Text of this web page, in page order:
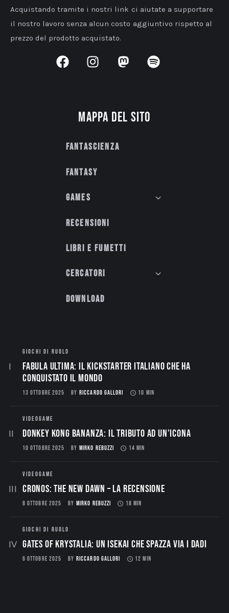
Acquistando tramite i nostri link ci aiutate a supportare
il nostro lavoro senza alcun costo aggiuntivo rispetto al
prezzo del prodotto acquistato.
Mappa del sito
Fantascienza
Fantasy
Games
Recensioni
Libri e fumetti
Cercatori
Download
GIOCHI DI RUOLO
Fabula Ultima: il Kickstarter italiano che ha
conquistato il mondo
13 OTTOBRE 2025 BY RICCARDO GALLORI 10 MIN
VIDEOGAME
Donkey Kong Bananza: Il Tributo ad un’Icona
10 OTTOBRE 2025 BY MIRKO REBUZZI 14 MIN
VIDEOGAME
CRONOS: THE NEW DAWN – La Recensione
8 OTTOBRE 2025 BY MIRKO REBUZZI 18 MIN
GIOCHI DI RUOLO
Gates of Krystalia: Un Isekai che spazza via i dadi
6 OTTOBRE 2025 BY RICCARDO GALLORI 12 MIN